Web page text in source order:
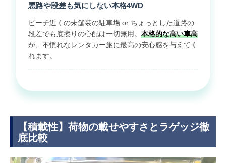
悪路や段差も気にしない本格4WD
ビーチ近くの未舗装の駐車場 or ちょっとした道路の
段差でも底擦りの心配は一切無用。 本格的な高い車高
が、不慣れなレンタカー旅に最高の安心感を与えてく
れます。
【積載性】荷物の載せやすさとラゲッジ徹
底比較